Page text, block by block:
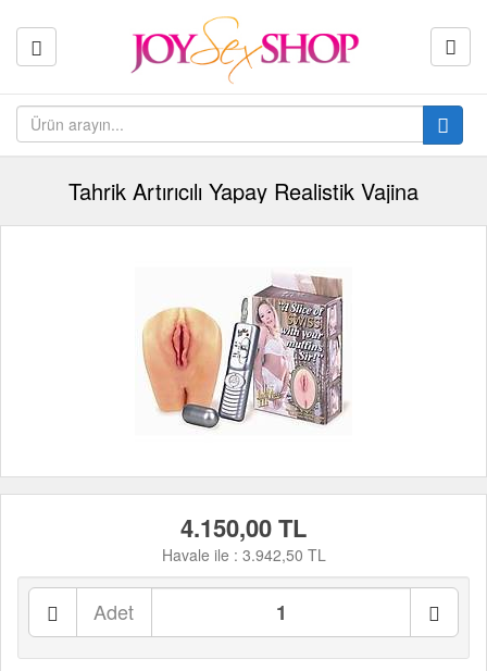
Tahrik Artırıcılı Yapay Realistik Vajina
4.150,00 TL
Havale ile : 3.942,50 TL
Adet